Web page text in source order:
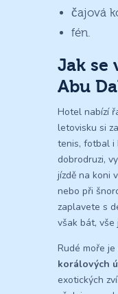
čajová
fén.
Jak se
Abu
Hotel nabízí
letovisku si
tenis, fotbal i
dobrodruzi,
jízdě na koni
nebo při
zaplavete s
však bát, vše
Rudé moře
korálových
exotických